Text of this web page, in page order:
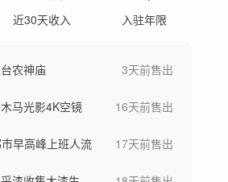
近30天收入 入驻年限
农神庙 3天前售出
马光影4K空镜 16天前售出
早高峰上班人流 17天前售出